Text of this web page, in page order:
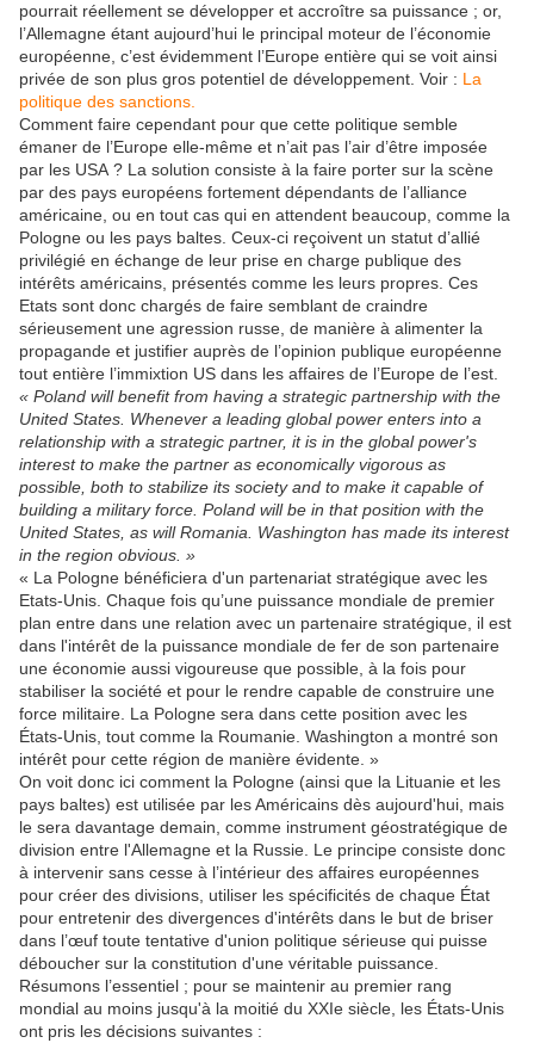
pourrait réellement se développer et accroître sa puissance ; or,
l’Allemagne étant aujourd’hui le principal moteur de l’économie
européenne, c’est évidemment l’Europe entière qui se voit ainsi
privée de son plus gros potentiel de développement. Voir : La
politique des sanctions.
Comment faire cependant pour que cette politique semble
émaner de l’Europe elle-même et n’ait pas l’air d’être imposée
par les USA ? La solution consiste à la faire porter sur la scène
par des pays européens fortement dépendants de l’alliance
américaine, ou en tout cas qui en attendent beaucoup, comme la
Pologne ou les pays baltes. Ceux-ci reçoivent un statut d’allié
privilégié en échange de leur prise en charge publique des
intérêts américains, présentés comme les leurs propres. Ces
Etats sont donc chargés de faire semblant de craindre
sérieusement une agression russe, de manière à alimenter la
propagande et justifier auprès de l’opinion publique européenne
tout entière l’immixtion US dans les affaires de l’Europe de l’est.
« Poland will benefit from having a strategic partnership with the
United States. Whenever a leading global power enters into a
relationship with a strategic partner, it is in the global power's
interest to make the partner as economically vigorous as
possible, both to stabilize its society and to make it capable of
building a military force. Poland will be in that position with the
United States, as will Romania. Washington has made its interest
in the region obvious. »
« La Pologne bénéficiera d'un partenariat stratégique avec les
Etats-Unis. Chaque fois qu’une puissance mondiale de premier
plan entre dans une relation avec un partenaire stratégique, il est
dans l'intérêt de la puissance mondiale de fer de son partenaire
une économie aussi vigoureuse que possible, à la fois pour
stabiliser la société et pour le rendre capable de construire une
force militaire. La Pologne sera dans cette position avec les
États-Unis, tout comme la Roumanie. Washington a montré son
intérêt pour cette région de manière évidente. »
On voit donc ici comment la Pologne (ainsi que la Lituanie et les
pays baltes) est utilisée par les Américains dès aujourd'hui, mais
le sera davantage demain, comme instrument géostratégique de
division entre l'Allemagne et la Russie. Le principe consiste donc
à intervenir sans cesse à l’intérieur des affaires européennes
pour créer des divisions, utiliser les spécificités de chaque État
pour entretenir des divergences d'intérêts dans le but de briser
dans l’œuf toute tentative d'union politique sérieuse qui puisse
déboucher sur la constitution d'une véritable puissance.
Résumons l’essentiel ; pour se maintenir au premier rang
mondial au moins jusqu'à la moitié du XXIe siècle, les États-Unis
ont pris les décisions suivantes :